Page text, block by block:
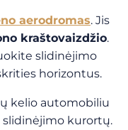
aerodromas. Jis
kraštovaizdžio.
slidinėjimo
horizontus.
kelio automobiliu
slidinėjimo kurortų.